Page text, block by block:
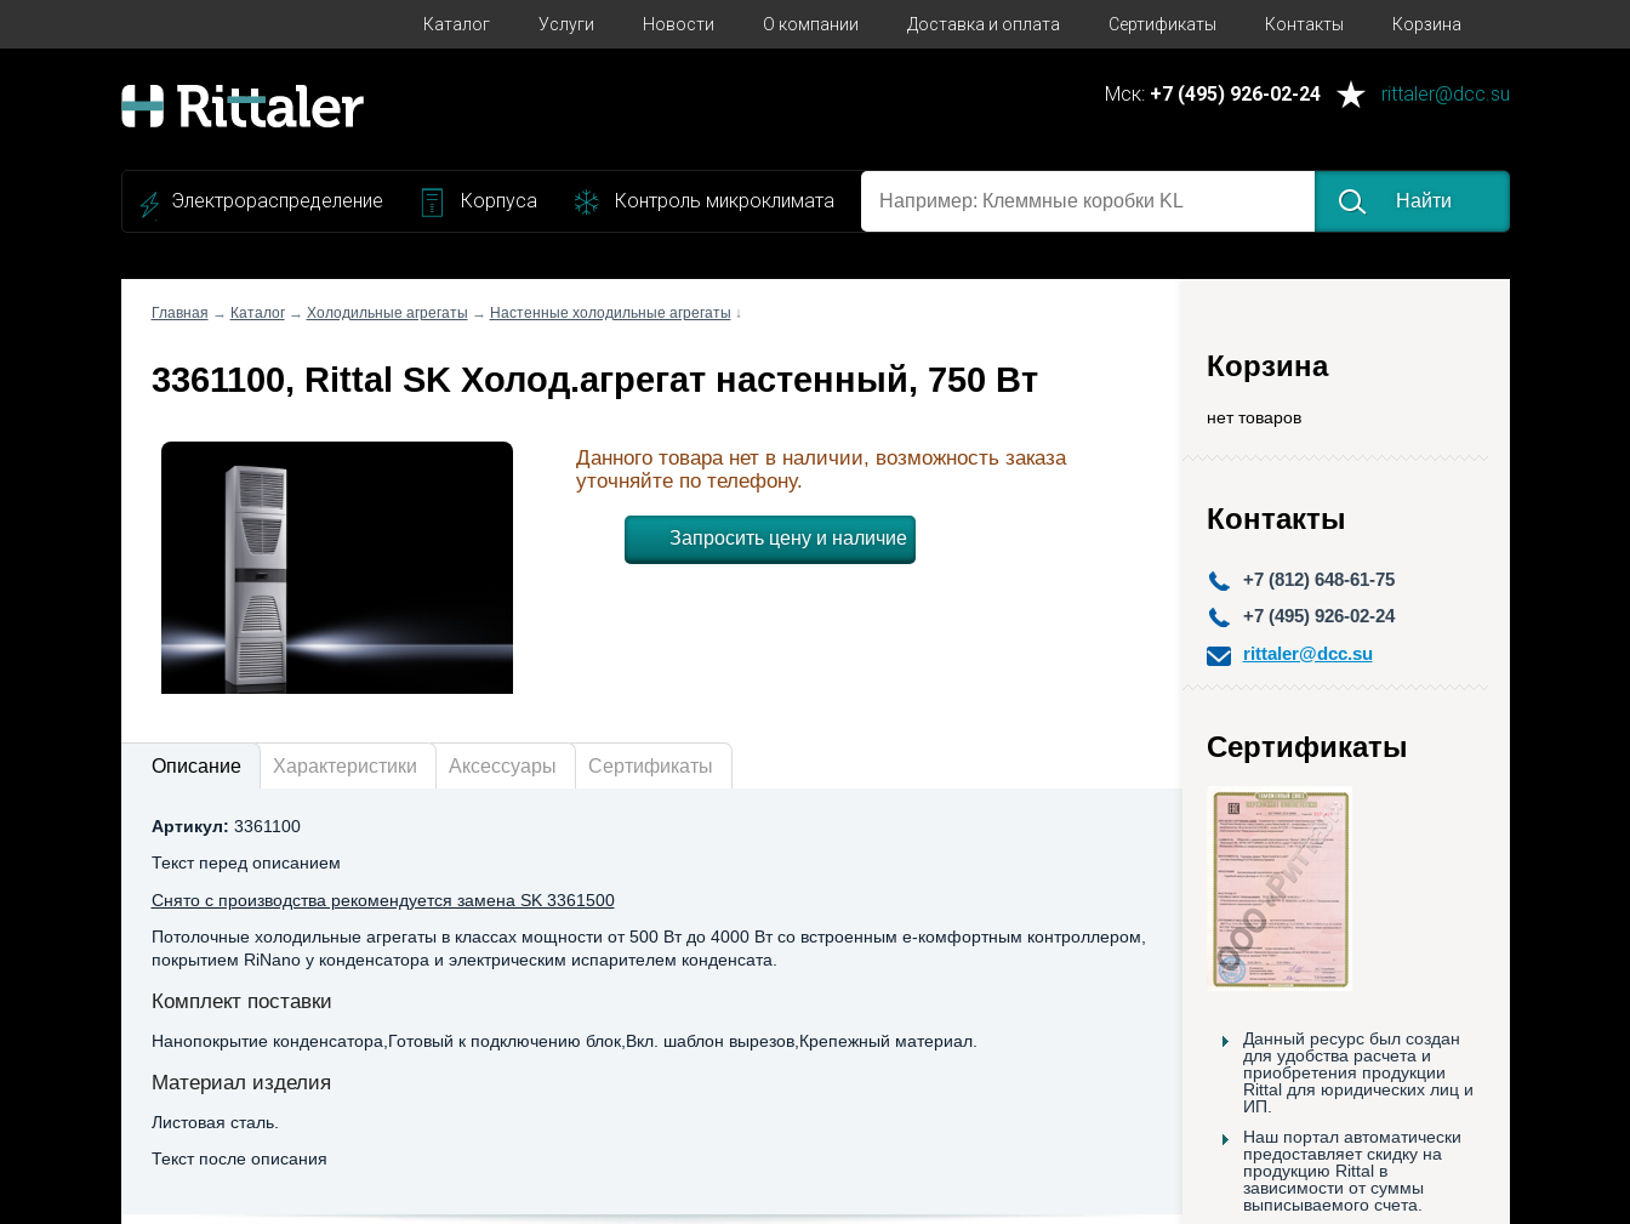
Каталог Услуги Новости О компании Доставка и оплата Сертификаты Контакты Корзина
Мск: +7 (495) 926-02-24 rittaler@dcc.su
Электрораспределение Корпуса Контроль микроклимата Найти
Корзина
нет товаров
Контакты
+7 (812) 648-61-75
+7 (495) 926-02-24
rittaler@dcc.su
Сертификаты
Данный ресурс был создан
для удобства расчета и
приобретения продукции
Rittal для юридических лиц и
ИП.
Наш портал автоматически
предоставляет скидку на
продукцию Rittal в
зависимости от суммы
выписываемого счета.
Главная → Каталог→ Холодильные агрегаты → Настенные холодильные агрегаты ↓
3361100, Rittal SK Холод.агрегат настенный, 750 Вт
Данного товара нет в наличии, возможность заказа
уточняйте по телефону.
Запросить цену и наличие
Описание Характеристики Аксессуары Сертификаты
Артикул: 3361100
Текст перед описанием
Снято с производства рекомендуется замена SK 3361500
Потолочные холодильные агрегаты в классах мощности от 500 Вт до 4000 Вт со встроенным e-комфортным контроллером,
покрытием RiNano у конденсатора и электрическим испарителем конденсата.
Комплект поставки
Нанопокрытие конденсатора,Готовый к подключению блок,Вкл. шаблон вырезов,Крепежный материал.
Материал изделия
Листовая сталь.
Текст после описания